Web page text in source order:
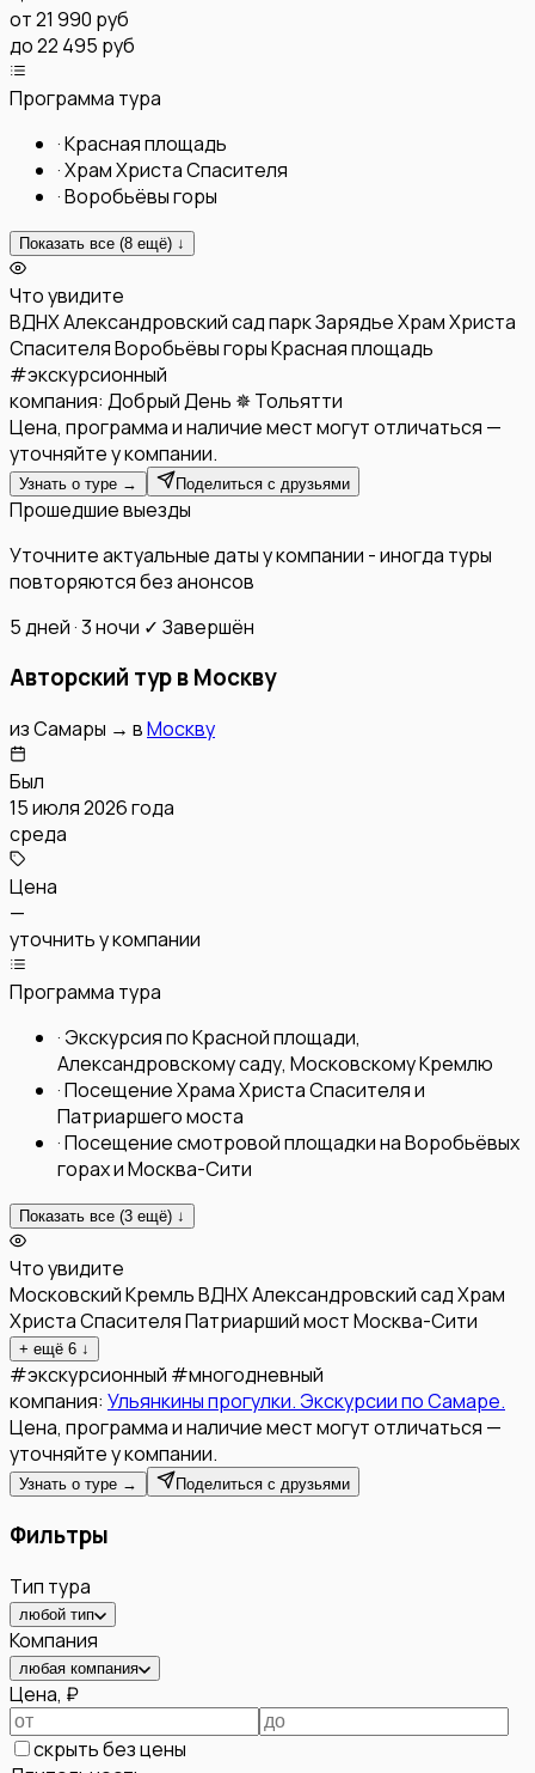
от21 990 руб
до 22 495 руб
Программа тура
·Красная площадь
·Храм Христа Спасителя
·Воробьёвы горы
Показать все (8 ещё) ↓
Что увидите
ВДНХАлександровский садпарк ЗарядьеХрам Христа
СпасителяВоробьёвы горыКрасная площадь
#экскурсионный
компания: Добрый День ✵ Тольятти
Цена, программа и наличие мест могут отличаться —
уточняйте у компании.
Узнать о туре → Поделиться с друзьями
Прошедшие выезды
Уточните актуальные даты у компании - иногда туры
повторяются без анонсов
5 дней · 3 ночи ✓ Завершён
Авторский тур в Москву
изСамары → вМоскву
Был
15 июля 2026 года
среда
Цена
—
уточнить у компании
Программа тура
· Экскурсия по Красной площади,
Александровскому саду, Московскому Кремлю
·Посещение Храма Христа Спасителя и
Патриаршего моста
·Посещение смотровой площадки на Воробьёвых
горах и Москва-Сити
Показать все (3 ещё) ↓
Что увидите
Московский КремльВДНХАлександровский садХрам
Христа СпасителяПатриарший мостМосква-Сити
+ ещё 6 ↓
#экскурсионный #многодневный
компания: Ульянкины прогулки. Экскурсии по Самаре.
Цена, программа и наличие мест могут отличаться —
уточняйте у компании.
Узнать о туре → Поделиться с друзьями
Фильтры
Тип тура
любой тип
Компания
любая компания
Цена, ₽
скрыть без цены